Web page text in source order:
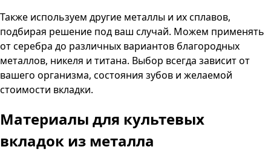
Также используем другие металлы и их сплавов,
подбирая решение под ваш случай. Можем применять
от серебра до различных вариантов благородных
металлов, никеля и титана. Выбор всегда зависит от
вашего организма, состояния зубов и желаемой
стоимости вкладки.
Материалы для культевых
вкладок из металла